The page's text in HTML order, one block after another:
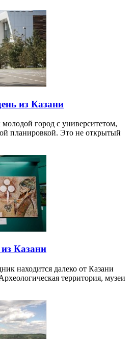
из Казани
город с университетом,
планировкой. Это не открытый
Казани
находится далеко от Казани
территория, музеи